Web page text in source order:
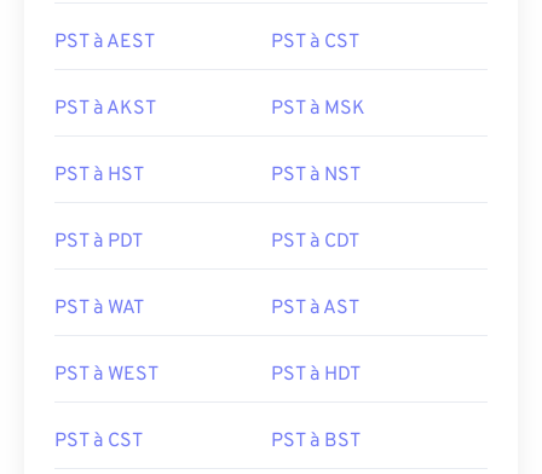
PST à AEST PST à CST
PST à AKST PST à MSK
PST à HST PST à NST
PST à PDT PST à CDT
PST à WAT PST à AST
PST à WEST PST à HDT
PST à CST PST à BST